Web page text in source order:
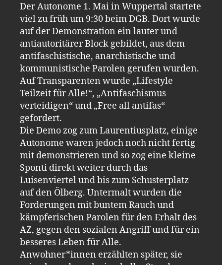
Der Autonome 1. Mai in Wuppertal startete
viel zu früh um 9:30 beim DGB. Dort wurde
auf der Demonstration ein lauter und
antiautoritärer Block gebildet, aus dem
antifaschistische, anarchistische und
kommunistische Parolen gerufen wurden.
Auf Transparenten wurde „Lifestyle
Teilzeit für Alle!“, „Antifaschismus
verteidigen“ und „Free all antifas“
gefordert.
Die Demo zog zum Laurentiusplatz, einige
Autonome waren jedoch noch nicht fertig
mit demonstrieren und so zog eine kleine
Sponti direkt weiter durch das
Luisenviertel und bis zum Schusterplatz
auf den Ölberg. Untermalt wurden die
Forderungen mit buntem Rauch und
kämpferischen Parolen für den Erhalt des
AZ, gegen den sozialen Angriff und für ein
besseres Leben für Alle.
Anwohner*innen erzählten später, sie